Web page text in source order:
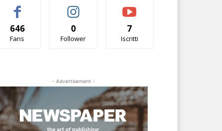
646
Fans
0
Follower
7
Iscritti
- Advertisement -